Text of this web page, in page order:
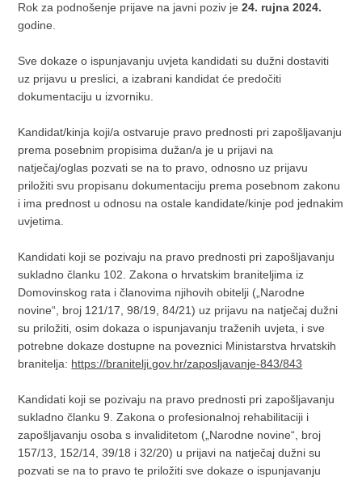
Rok za podnošenje prijave na javni poziv je 24. rujna 2024.
godine.
Sve dokaze o ispunjavanju uvjeta kandidati su dužni dostaviti
uz prijavu u preslici, a izabrani kandidat će predočiti
dokumentaciju u izvorniku.
Kandidat/kinja koji/a ostvaruje pravo prednosti pri zapošljavanju
prema posebnim propisima dužan/a je u prijavi na
natječaj/oglas pozvati se na to pravo, odnosno uz prijavu
priložiti svu propisanu dokumentaciju prema posebnom zakonu
i ima prednost u odnosu na ostale kandidate/kinje pod jednakim
uvjetima.
Kandidati koji se pozivaju na pravo prednosti pri zapošljavanju
sukladno članku 102. Zakona o hrvatskim braniteljima iz
Domovinskog rata i članovima njihovih obitelji („Narodne
novine“, broj 121/17, 98/19, 84/21) uz prijavu na natječaj dužni
su priložiti, osim dokaza o ispunjavanju traženih uvjeta, i sve
potrebne dokaze dostupne na poveznici Ministarstva hrvatskih
branitelja: https://branitelji.gov.hr/zaposljavanje-843/843
Kandidati koji se pozivaju na pravo prednosti pri zapošljavanju
sukladno članku 9. Zakona o profesionalnoj rehabilitaciji i
zapošljavanju osoba s invaliditetom („Narodne novine“, broj
157/13, 152/14, 39/18 i 32/20) u prijavi na natječaj dužni su
pozvati se na to pravo te priložiti sve dokaze o ispunjavanju